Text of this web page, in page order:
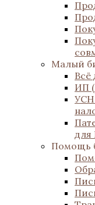
Малый
Всё
ИП
УСН
для
Помощь